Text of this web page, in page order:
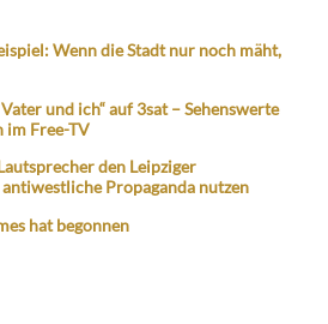
Wenn die Stadt nur noch mäht,
und ich“ auf 3sat – Sehenswerte
im Free-TV
den Leipziger
Propaganda nutzen
hat begonnen